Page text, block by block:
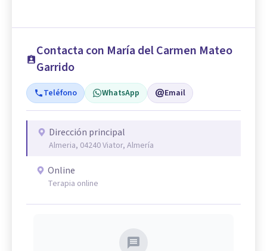
Contacta con María del Carmen Mateo
Garrido
Teléfono WhatsApp Email
Dirección principal
Almeria, 04240 Viator, Almería
Online
Terapia online